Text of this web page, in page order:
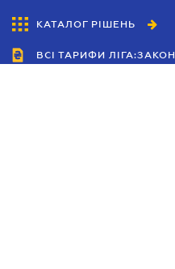
КАТАЛОГ РІШЕНЬ
ВСІ ТАРИФИ ЛІГА:ЗАКОН